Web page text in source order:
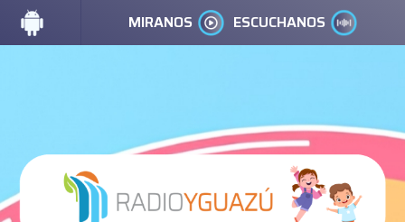
MIRANOS ESCUCHANOS